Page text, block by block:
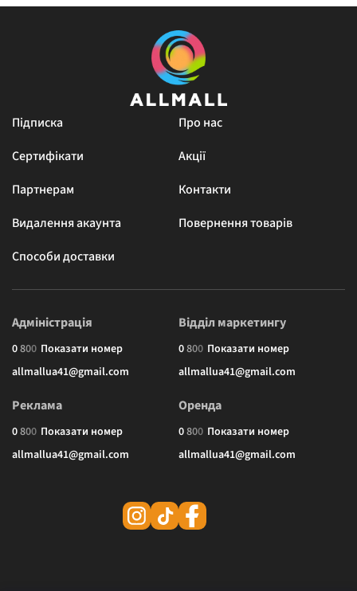
Підписка
Про нас
Сертифікати
Акції
Партнерам
Контакти
Видалення акаунта
Повернення товарів
Способи доставки
Адміністрація
0800 Показати номер
allmallua41@gmail.com
Відділ маркетингу
0800 Показати номер
allmallua41@gmail.com
Реклама
0800 Показати номер
allmallua41@gmail.com
Оренда
0800 Показати номер
allmallua41@gmail.com